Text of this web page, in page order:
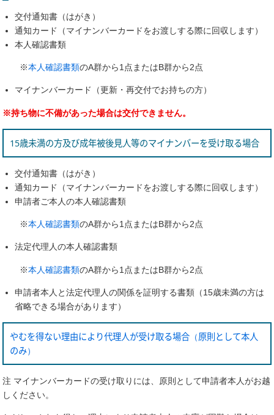
交付通知書（はがき）
通知カード（マイナンバーカードをお渡しする際に回収します）
本人確認書類
※本人確認書類のA群から1点またはB群から2点
マイナンバーカード（更新・再交付でお持ちの方）
※持ち物に不備があった場合は交付できません。
15歳未満の方及び成年被後見人等のマイナンバーを受け取る場合
交付通知書（はがき）
通知カード（マイナンバーカードをお渡しする際に回収します）
申請者ご本人の本人確認書類
※本人確認書類のA群から1点またはB群から2点
法定代理人の本人確認書類
※本人確認書類のA群から1点またはB群から2点
申請者本人と法定代理人の関係を証明する書類（15歳未満の方は
省略できる場合があります）
やむを得ない理由により代理人が受け取る場合（原則として本人
のみ）
注 マイナンバーカードの受け取りには、原則として申請者本人がお越
しください。